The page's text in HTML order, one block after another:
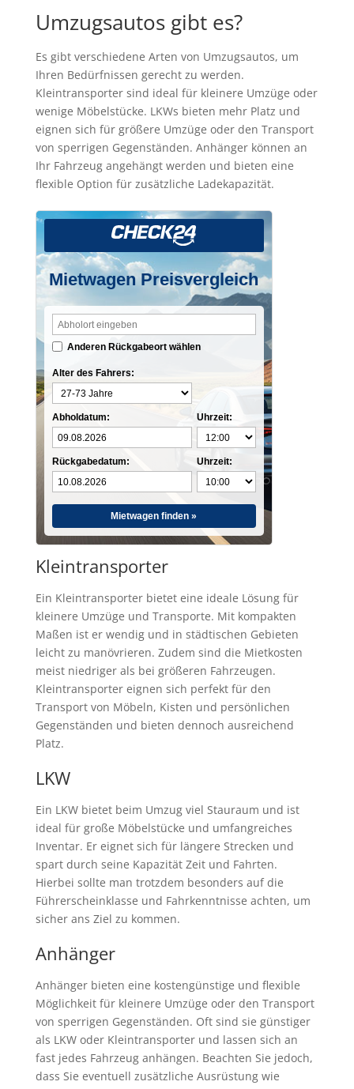
Umzugsautos gibt es?
Es gibt verschiedene Arten von Umzugsautos, um
Ihren Bedürfnissen gerecht zu werden.
Kleintransporter sind ideal für kleinere Umzüge oder
wenige Möbelstücke. LKWs bieten mehr Platz und
eignen sich für größere Umzüge oder den Transport
von sperrigen Gegenständen. Anhänger können an
Ihr Fahrzeug angehängt werden und bieten eine
flexible Option für zusätzliche Ladekapazität.
Mietwagen Preisvergleich
Anderen Rückgabeort wählen
Alter des Fahrers:
Abholdatum:
Rückgabedatum:
Uhrzeit:
Uhrzeit:
Mietwagen finden »
Kleintransporter
Ein Kleintransporter bietet eine ideale Lösung für
kleinere Umzüge und Transporte. Mit kompakten
Maßen ist er wendig und in städtischen Gebieten
leicht zu manövrieren. Zudem sind die Mietkosten
meist niedriger als bei größeren Fahrzeugen.
Kleintransporter eignen sich perfekt für den
Transport von Möbeln, Kisten und persönlichen
Gegenständen und bieten dennoch ausreichend
Platz.
LKW
Ein LKW bietet beim Umzug viel Stauraum und ist
ideal für große Möbelstücke und umfangreiches
Inventar. Er eignet sich für längere Strecken und
spart durch seine Kapazität Zeit und Fahrten.
Hierbei sollte man trotzdem besonders auf die
Führerscheinklasse und Fahrkenntnisse achten, um
sicher ans Ziel zu kommen.
Anhänger
Anhänger bieten eine kostengünstige und flexible
Möglichkeit für kleinere Umzüge oder den Transport
von sperrigen Gegenständen. Oft sind sie günstiger
als LKW oder Kleintransporter und lassen sich an
fast jedes Fahrzeug anhängen. Beachten Sie jedoch,
dass Sie eventuell zusätzliche Ausrüstung wie